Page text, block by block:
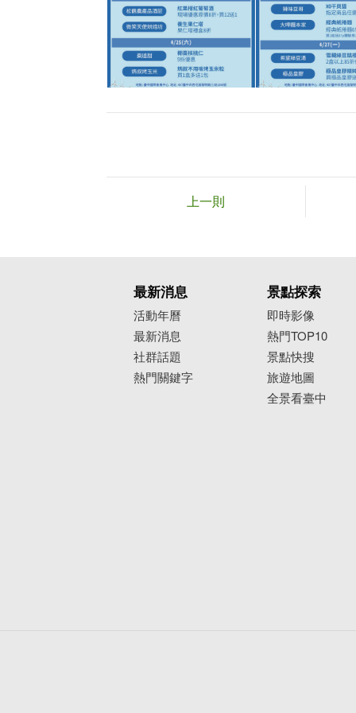
上一則
最新消息
活動年曆
最新消息
社群話題
熱門關鍵字
景點探索
即時影像
熱門TOP10
景點快搜
旅遊地圖
全景看臺中